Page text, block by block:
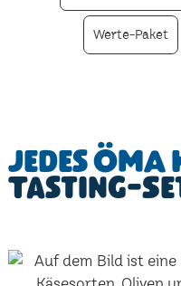
Werte-Paket
Jedes
Tasting-